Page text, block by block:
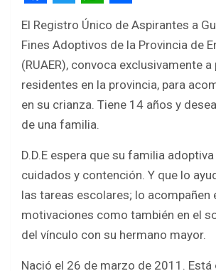
F
a
c
e
b
o
o
k
T
w
i
t
t
e
r
W
h
a
t
s
A
p
p
S
h
a
r
e
El Registro Único de Aspirantes a
Fines Adoptivos de la Provincia de
(RUAER), convoca exclusivamente
residentes en la provincia, para
en su crianza. Tiene 14 años y
de una familia.
D.D.E espera que su familia
cuidados y contención. Y que lo
las tareas escolares; lo acompañen
motivaciones como también en el
del vínculo con su hermano mayor.
Nació el 26 de marzo de 2011. Está